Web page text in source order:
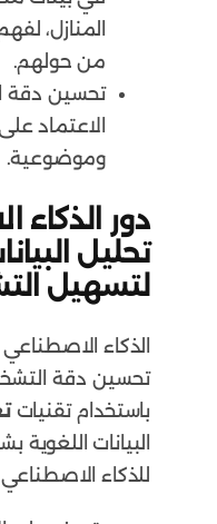
المنازل،
من حولهم.
تحسين دقة
الاعتماد
وموضوعية.
دور
تحليل
لتسهيل
الذكاء
تحسين دقة
باستخدام تقنيات
البيانات
للذكاء